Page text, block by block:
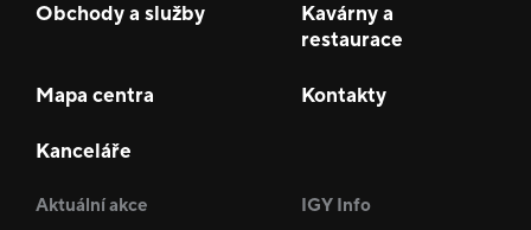
Obchody a služby
Kavárny a
restaurace
Mapa centra Kontakty
Kanceláře
Aktuální akce IGY Info